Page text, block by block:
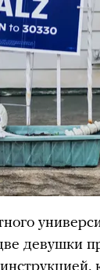
девушки